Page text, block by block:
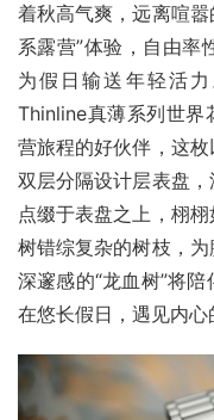
着秋高气爽，远离喧
系露营”体验，自由率
为假日输送年轻活
Thinline真薄系列世界
营旅程的好伙伴，这
双层分隔设计层表盘
点缀于表盘之上，栩
树错综复杂的树枝，
深邃感的“龙血树”将
在悠长假日，遇见内心